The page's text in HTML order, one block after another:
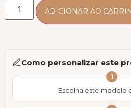
ADICIONAR AO
Como personalizar este
1
Escolha este modelo